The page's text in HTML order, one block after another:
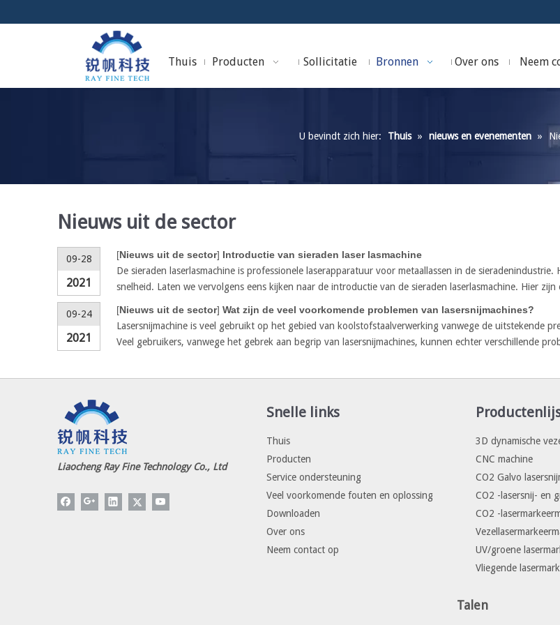
Thuis Producten Sollicitatie Bronnen Over ons Neem
U bevindt zich hier: Thuis » nieuws en evenementen »
Nieuws uit de sector
09-28
2021
[Nieuws uit de sector] Introductie van sieraden laser lasmachine
De sieraden laserlasmachine is professionele laserapparatuur voor metaallassen in de
snelheid. Laten we vervolgens eens kijken naar de introductie van de sieraden laserlasmachine. Hier
09-24
2021
[Nieuws uit de sector] Wat zijn de veel voorkomende problemen van lasersnijmachines?
Lasersnijmachine is veel gebruikt op het gebied van koolstofstaalverwerking vanwege de uitstekende
Veel gebruikers, vanwege het gebrek aan begrip van lasersnijmachines, kunnen echter verschillende
Liaocheng Ray Fine Technology Co., Ltd
Snelle links
Thuis
Producten
Service ondersteuning
Veel voorkomende fouten en oplossing
Downloaden
Over ons
Neem contact op
3D dynamische
CNC machine
CO2 Galvo
CO2 -lasersnij- en
CO2 -
UV/groene
Vliegende
Talen